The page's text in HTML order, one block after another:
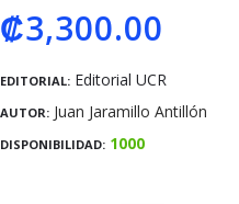
₡3,300.00
EDITORIAL: Editorial UCR
AUTOR: Juan Jaramillo Antillón
DISPONIBILIDAD: 1000